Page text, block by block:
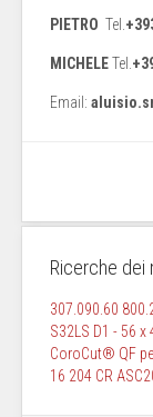
PIETRO Tel.
MICHELETel.
Email:
Ricerche dei
307.090.60
S32LS D1 - 56 x
CoroCut® QF
16 204 CR